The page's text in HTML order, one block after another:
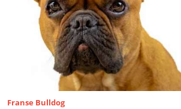
Franse Bulldog